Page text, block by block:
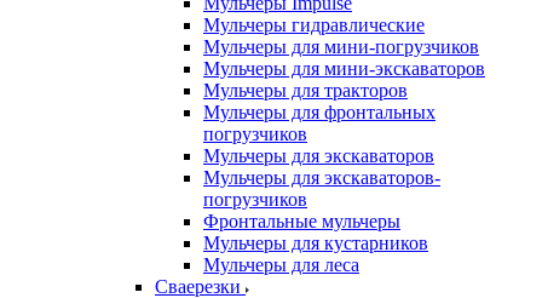
Мульчеры гидравлические
Мульчеры для мини-погрузчиков
Мульчеры для мини-экскаваторов
Мульчеры для тракторов
Мульчеры для фронтальных
погрузчиков
Мульчеры для экскаваторов
Мульчеры для экскаваторов-
погрузчиков
Фронтальные мульчеры
Мульчеры для кустарников
Мульчеры для леса
Сваерезки